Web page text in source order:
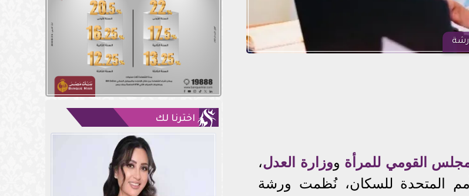
القومي للمرأة ووزارة العدل،
المتحدة للسكان، نُظمت ورشة
اخترنا لك